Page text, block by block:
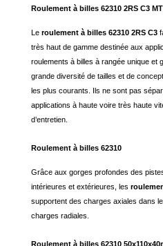
Roulement à billes 62310 2RS C3
Le roulement à billes 62310 2RS C3
très haut de gamme destinée aux
roulements à billes à rangée unique et
grande diversité de tailles et de
les plus courants. Ils ne sont pas
applications à haute voire très haute
d’entretien.
Roulement à billes 62310
Grâce aux gorges profondes des
intérieures et extérieures, les
supportent des charges axiales dans
charges radiales.
Roulement à billes 62310